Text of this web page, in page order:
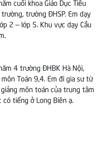
cuối khoa Giáo Dục Tiểu
trường, trường ĐHSP. Em dạy
2 – lớp 5. Khu vực dạy Cầu
4 trường ĐHBK Hà Nội,
Toán 9,4. Em đi gia sư từ
môn toán của trung tâm
có tiếng ở Long Biên ạ.